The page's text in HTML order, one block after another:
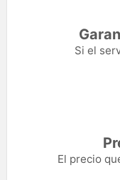
Si el
El precio